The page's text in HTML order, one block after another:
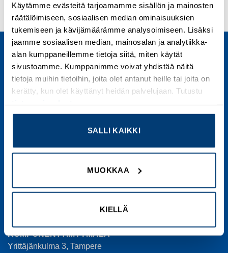
Käytämme evästeitä tarjoamamme sisällön ja mainosten
räätälöimiseen, sosiaalisen median ominaisuuksien
tukemiseen ja kävijämäärämme analysoimiseen. Lisäksi
jaamme sosiaalisen median, mainosalan ja analytiikka-
alan kumppaneillemme tietoja siitä, miten käytät
sivustoamme. Kumppanimme voivat yhdistää näitä
tietoja muihin tietoihin, joita olet antanut heille tai joita on
kerätty, kun olet käyttänyt heidän palvelujaan. Tutustu
SALLI KAIKKI
MUOKKAA
KIELLÄ
EC ELECTRO CENTER OY
Yrittäjänkulma 3
33710 Tampere
puh. +358 3 31 400 500
Verkkolaskuosoite
Verkkokaupan toimitus- ja maksuehdot
Verkkokauppainfo
KOMPONENTTIMYYMÄLÄ
Yrittäjänkulma 3, Tampere